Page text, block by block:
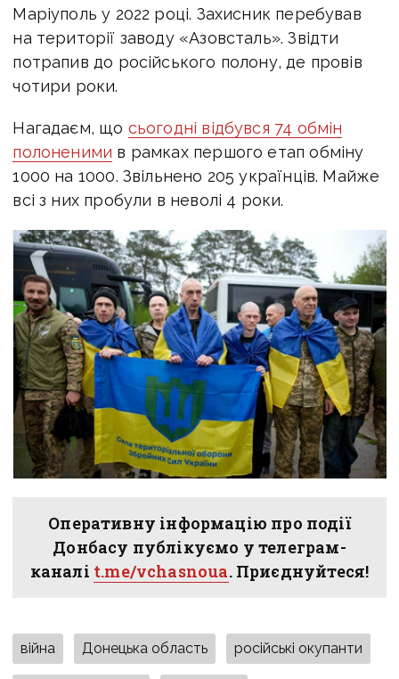
Маріуполь у 2022 році. Захисник перебував
на території заводу «Азовсталь». Звідти
потрапив до російського полону, де провів
чотири роки.
Нагадаєм, що сьогодні відбувся 74 обмін
полоненими в рамках першого етап обміну
1000 на 1000. Звільнено 205 українців. Майже
всі з них пробули в неволі 4 роки.
Оперативну інформацію про події
Донбасу публікуємо у телеграм-
каналі t.me/vchasnoua. Приєднуйтеся!
війна Донецька область російські окупанти